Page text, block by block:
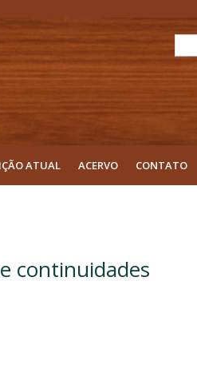
ATUAL ACERVO CONTATO
continuidades